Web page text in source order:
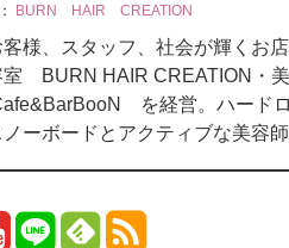
： BURN HAIR CREATION
客様、スタッフ、社会が輝
室 BURN HAIR CREATION・
を経営。ハード
ノーボードとアクティブな美容師